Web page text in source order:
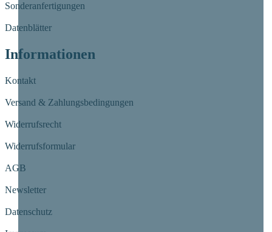
Sonderanfertigungen
Datenblätter
Informationen
Kontakt
Versand & Zahlungsbedingungen
Widerrufsrecht
Widerrufsformular
AGB
Newsletter
Datenschutz